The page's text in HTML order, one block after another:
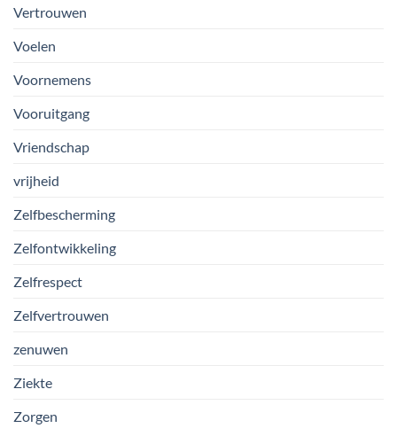
Vertrouwen
Voelen
Voornemens
Vooruitgang
Vriendschap
vrijheid
Zelfbescherming
Zelfontwikkeling
Zelfrespect
Zelfvertrouwen
zenuwen
Ziekte
Zorgen